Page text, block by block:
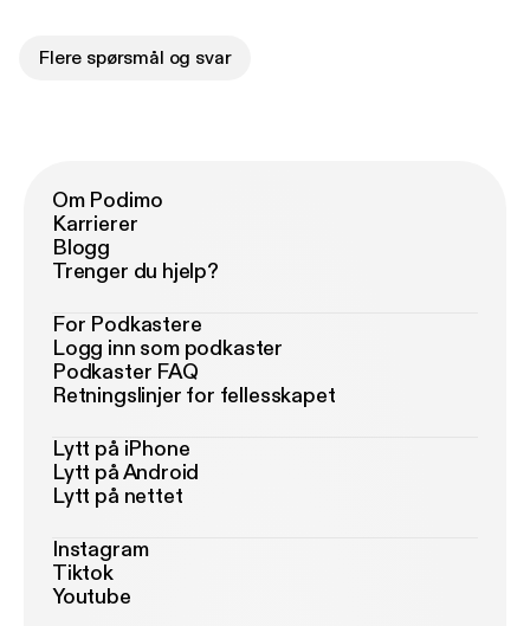
Flere spørsmål og svar
Om Podimo
Karrierer
Blogg
Trenger du hjelp?
For Podkastere
Logg inn som podkaster
Podkaster FAQ
Retningslinjer for fellesskapet
Lytt på iPhone
Lytt på Android
Lytt på nettet
Instagram
Tiktok
Youtube